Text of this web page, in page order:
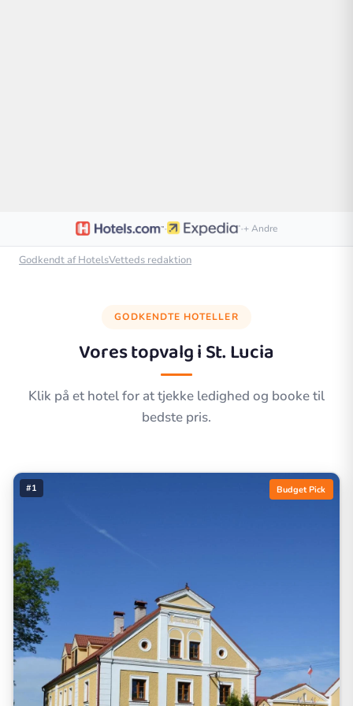
· ·+ Andre
Godkendt af HotelsVetteds redaktion
GODKENDTE HOTELLER
Vores topvalg iSt. Lucia
Klik på et hotel for at tjekke ledighed og booke til
bedste pris.
#1 Budget Pick